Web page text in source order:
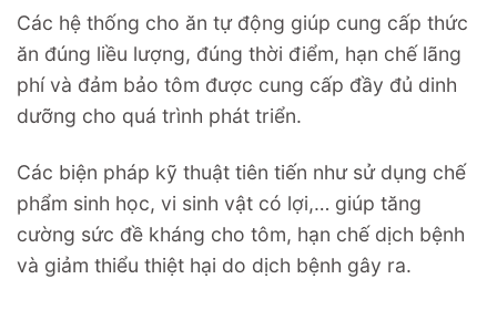
Các hệ thống cho ăn tự động giúp cung cấp thức
ăn đúng liều lượng, đúng thời điểm, hạn chế lãng
phí và đảm bảo tôm được cung cấp đầy đủ dinh
dưỡng cho quá trình phát triển.
Các biện pháp kỹ thuật tiên tiến như sử dụng chế
phẩm sinh học, vi sinh vật có lợi,… giúp tăng
cường sức đề kháng cho tôm, hạn chế dịch bệnh
và giảm thiểu thiệt hại do dịch bệnh gây ra.